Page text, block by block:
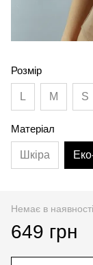
Розмір
L M S
Матеріал
Шкіра
Немає в наявності
649 грн